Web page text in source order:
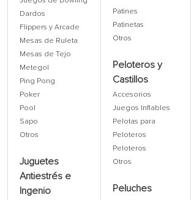
Dardos
Flippers y Arcade
Mesas de Ruleta
Mesas de Tejo
Metegol
Ping Pong
Poker
Pool
Sapo
Otros
Juguetes
Antiestrés e
Ingenio
Patines
Patinetas
Otros
Peloteros y
Castillos
Accesorios
Juegos Inflables
Pelotas para
Peloteros
Peloteros
Otros
Peluches